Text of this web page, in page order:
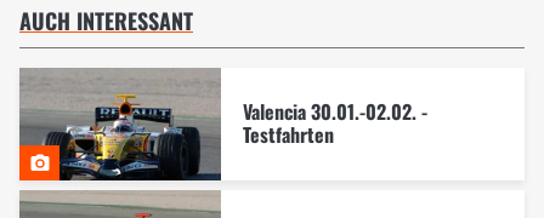
AUCH INTERESSANT
Valencia 30.01.-02.02. -
Testfahrten